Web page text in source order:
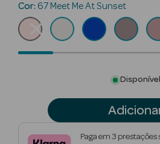
Maquilhagem
Luxo
Beauty Season
Perfumes
Beauty Season
Cor: 67 Meet Me At Sunset
Disponível
Paga em 3 prestações